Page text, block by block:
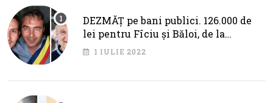
DEZMĂȚ pe bani publici. 126.000 de
lei pentru Fîciu și Băloi, de la
primarul Cotojman
1 IULIE 2022